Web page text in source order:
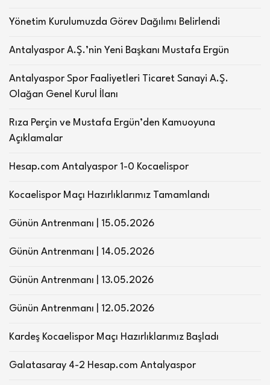
Yönetim Kurulumuzda Görev Dağılımı Belirlendi
Antalyaspor A.Ş.’nin Yeni Başkanı Mustafa Ergün
Antalyaspor Spor Faaliyetleri Ticaret Sanayi A.Ş.
Olağan Genel Kurul İlanı
Rıza Perçin ve Mustafa Ergün’den Kamuoyuna
Açıklamalar
Hesap.com Antalyaspor 1-0 Kocaelispor
Kocaelispor Maçı Hazırlıklarımız Tamamlandı
Günün Antrenmanı | 15.05.2026
Günün Antrenmanı | 14.05.2026
Günün Antrenmanı | 13.05.2026
Günün Antrenmanı | 12.05.2026
Kardeş Kocaelispor Maçı Hazırlıklarımız Başladı
Galatasaray 4-2 Hesap.com Antalyaspor